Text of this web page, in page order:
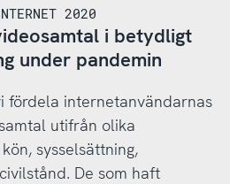
2020
i betydligt
under pandemin
fördela internetanvändarnas
utifrån olika
sysselsättning,
De som haft